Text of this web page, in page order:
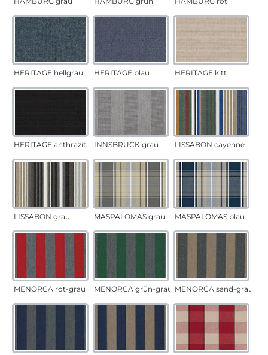
HERITAGE hellgrau HERITAGE blau HERITAGE kitt
HERITAGE anthrazit INNSBRUCK grau LISSABON cayenne
LISSABON grau MASPALOMAS grau MASPALOMAS blau
MENORCA rot-grau MENORCA grün-grau MENORCA sand-grau